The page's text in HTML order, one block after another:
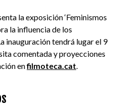
la exposición ‘Feminismos
la influencia de los
inauguración tendrá lugar el 9
comentada y proyecciones
enfilmoteca.cat.